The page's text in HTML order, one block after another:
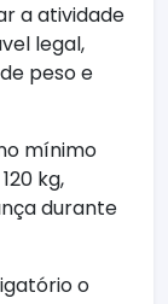
a atividade
legal,
peso e
mínimo
kg,
durante
o